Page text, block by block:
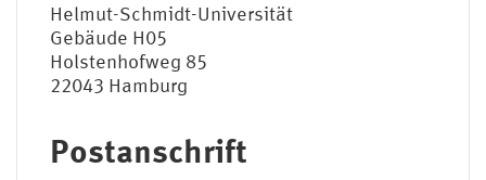
Helmut-Schmidt-Universität
Gebäude H05
Holstenhofweg 85
22043 Hamburg
Postanschrift